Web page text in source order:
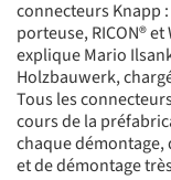
connecteurs Knapp :
porteuse, RICON®
explique Mario
Holzbauwerk,
Tous les
cours de la
chaque démontage,
et de démontage